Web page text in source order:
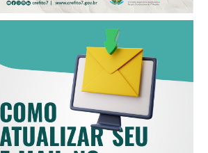
COMO ATUALIZAR
SEU E-MAIL NO